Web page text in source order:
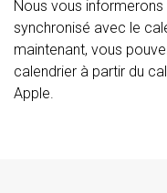
Nous vous
synchronisé avec le
maintenant, vous
calendrier à partir du
Apple.